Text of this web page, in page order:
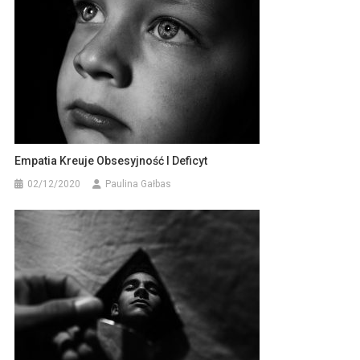
Empatia Kreuje Obsesyjność I Deficyt
02/12/2020 Paulina Gałbas